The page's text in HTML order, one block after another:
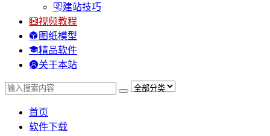
建站技巧
视频教程
图纸模型
精品软件
关于本站
首页
软件下载